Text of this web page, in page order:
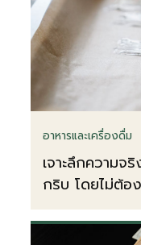
อาหารและเครื่องดื่ม
เจาะลึกความจ
กริบ โดยไม่ต้อ